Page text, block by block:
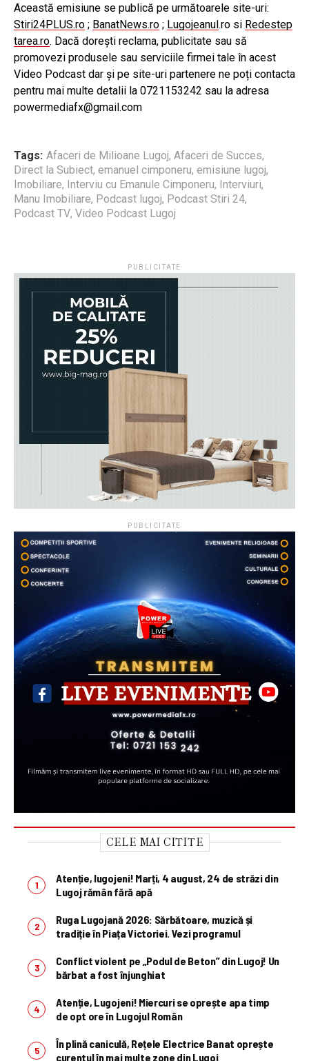
Această emisiune se publică pe următoarele site-uri:
Stiri24PLUS.ro ; BanatNews.ro ; Lugojeanul.ro si Redestep
tarea.ro. Dacă dorești reclama, publicitate sau să
promovezi produsele sau serviciile firmei tale în acest
Video Podcast dar și pe site-uri partenere ne poți contacta
pentru mai multe detalii la 0721153242 sau la adresa
powermediafx@gmail.com
Tags: Afaceri de Milioane Lugoj, Afaceri de Succes,
Direct la Subiect, emanuel cimponeru, emisiune lugoj,
Imobiliare, Interviu cu Emanule Cimponeru, Interviuri,
Manu Imobiliare, Podcast lugoj, Podcast Stiri 24,
Podcast TV, Video Podcast Lugoj
PUBLICITATE
PUBLICITATE
CELE MAI CITITE
Atenție, lugojeni! Marți, 4 august, 24 de străzi din
Lugoj rămân fără apă
Ruga Lugojană 2026: Sărbătoare, muzică și
tradiție în Piața Victoriei. Vezi programul
Conflict violent pe „Podul de Beton” din Lugoj! Un
bărbat a fost înjunghiat
Atenție, Lugojeni! Miercuri se oprește apa timp
de opt ore în Lugojul Român
În plină caniculă, Rețele Electrice Banat oprește
curentul în mai multe zone din Lugoj